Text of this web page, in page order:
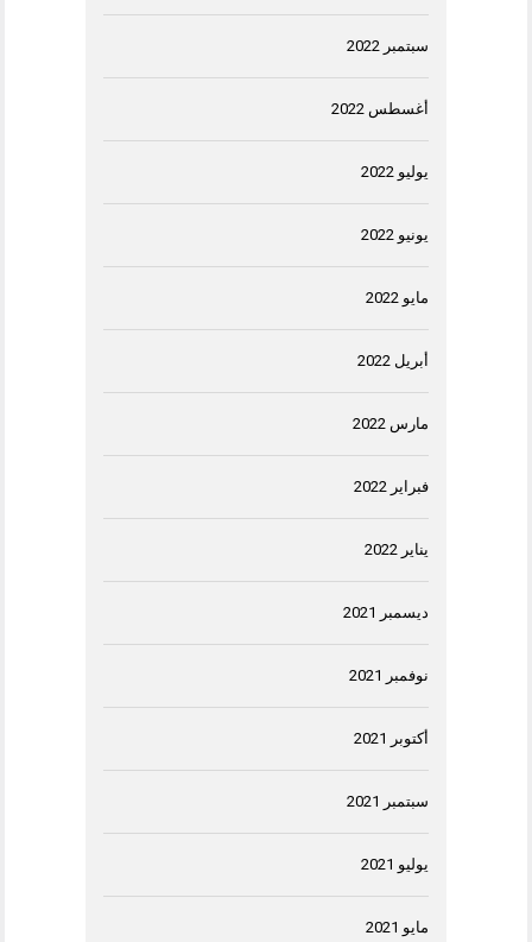
سبتمبر 2022
أغسطس 2022
يوليو 2022
يونيو 2022
مايو 2022
أبريل 2022
مارس 2022
فبراير 2022
يناير 2022
ديسمبر 2021
نوفمبر 2021
أكتوبر 2021
سبتمبر 2021
يوليو 2021
مايو 2021